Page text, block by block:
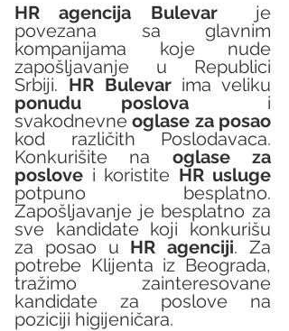
HR agencija Bulevar
  je
povezana sa glavnim
kompanijama koje nude
zapošljavanje u Republici
Srbiji. HR Bulevar
ponudu poslova
  i
svakodnevne oglase za posao
kod različith Poslodavaca.
Konkurišite na oglase za
poslove i koristite HR usluge
potpuno besplatno.
Zapošljavanje je besplatno za
sve kandidate koji konkurišu
za posao u HR agenciji. Za
potrebe Klijenta iz Beograda,
tražimo zainteresovane
kandidate za poslove na
poziciji higijeničara.